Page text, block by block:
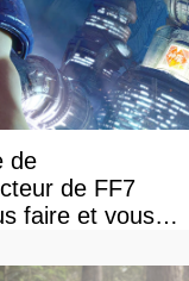
de
de FF7
faire et vous